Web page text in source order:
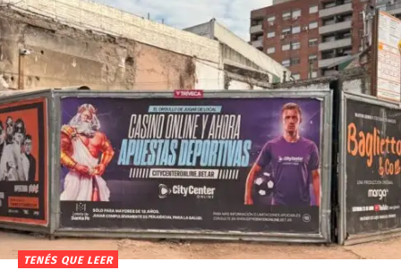
TENÉS QUE LEER